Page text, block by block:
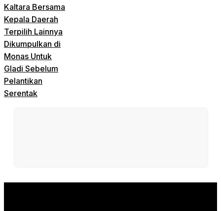
Kaltara Bersama
Kepala Daerah
Terpilih Lainnya
Dikumpulkan di
Monas Untuk
Gladi Sebelum
Pelantikan
Serentak